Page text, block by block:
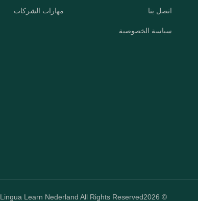
اتصل بنا
سياسة الخصوصية
مهارات الشركات
© 2026
Lingua Learn Nederland All Rights Reserved.